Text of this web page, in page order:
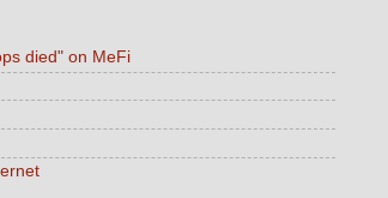
died" on MeFi